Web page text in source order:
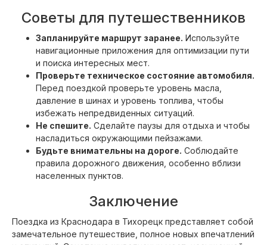
Советы для путешественников
Запланируйте маршрут заранее. Используйте
навигационные приложения для оптимизации пути
и поиска интересных мест.
Проверьте техническое состояние автомобиля.
Перед поездкой проверьте уровень масла,
давление в шинах и уровень топлива, чтобы
избежать непредвиденных ситуаций.
Не спешите. Сделайте паузы для отдыха и чтобы
насладиться окружающими пейзажами.
Будьте внимательны на дороге. Соблюдайте
правила дорожного движения, особенно вблизи
населенных пунктов.
Заключение
Поездка из Краснодара в Тихорецк представляет собой
замечательное путешествие, полное новых впечатлений